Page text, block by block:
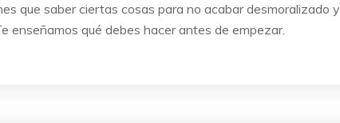
que saber ciertas cosas para no acabar desmoralizado y
enseñamos qué debes hacer antes de empezar.